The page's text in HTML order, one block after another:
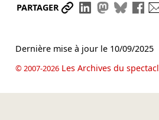
PARTAGER Partager le lien
Partager sur
Partager
Dernière mise à jour le 10/09/2025
© 2007-2026Les Archives du